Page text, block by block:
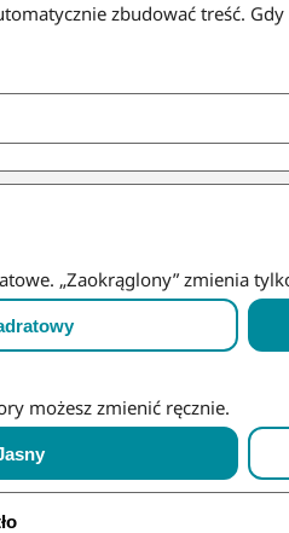
zbudować treść.
„Zaokrąglony” zmienia
możesz zmienić ręcznie.